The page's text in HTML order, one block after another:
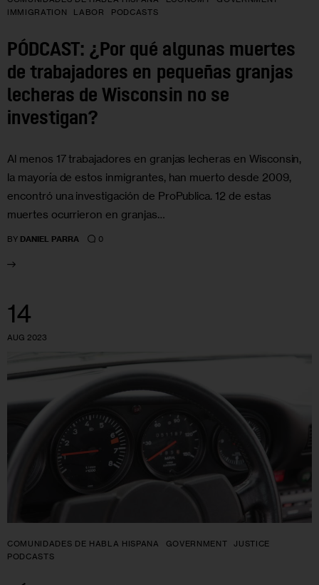
IMMIGRATION
LABOR PODCASTS
PÓDCAST: ¿Por qué algunas muertes
de trabajadores en pequeñas granjas
lecheras de Wisconsin no se
investigan?
Al menos 17 trabajadores en granjas lecheras en Wisconsin,
la mayoría de estos inmigrantes, han muerto desde 2009,
encontró una investigación de ProPublica. 12 de estas
muertes ocurrieron en granjas…
BY DANIEL PARRA 0
14
AUG 2023
COMUNIDADES DE HABLA HISPANA GOVERNMENT
JUSTICE
PODCASTS